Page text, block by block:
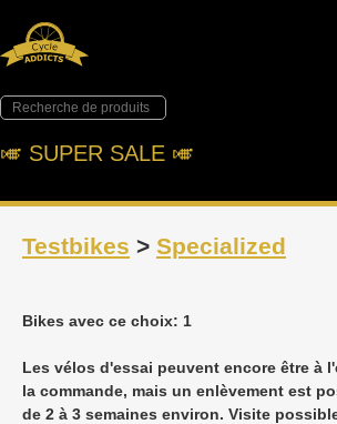
🎺︎ SUPER SALE 🎺︎
Testbikes > Specialized
Bikes avec ce choix: 1
Les vélos d'essai peuvent encore être à
la commande, mais un enlèvement est
de 2 à 3 semaines environ. Visite